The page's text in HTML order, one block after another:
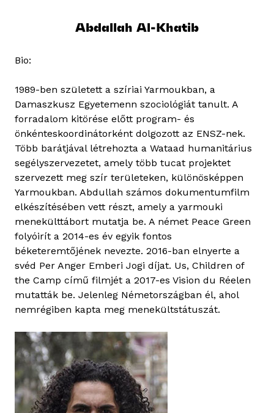
DOCLAB
Abdallah Al-Khatib
Bio:
1989-ben született a szíriai Yarmoukban, a
Damaszkusz Egyetemenn szociológiát tanult. A
forradalom kitörése előtt program- és
önkénteskoordinátorként dolgozott az ENSZ-nek.
Több barátjával létrehozta a Wataad humanitárius
segélyszervezetet, amely több tucat projektet
szervezett meg szír területeken, különösképpen
Yarmoukban. Abdullah számos dokumentumfilm
elkészítésében vett részt, amely a yarmouki
menekülttábort mutatja be. A német Peace Green
folyóirít a 2014-es év egyik fontos
béketeremtőjének nevezte. 2016-ban elnyerte a
svéd Per Anger Emberi Jogi díjat. Us, Children of
the Camp című filmjét a 2017-es Vision du Réelen
mutatták be. Jelenleg Németországban él, ahol
nemrégiben kapta meg menekültstátuszát.